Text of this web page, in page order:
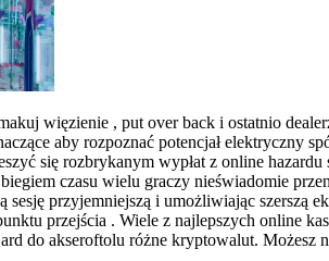
więzienie , put over back i ostatnio
aby rozpoznać potencjał elektryczny
się rozbrykanym wypłat z online
czasu wielu graczy nieświadomie
sesję przyjemniejszą i umożliwiając
przejścia . Wiele z najlepszych online
do akseroftolu różne kryptowalut.